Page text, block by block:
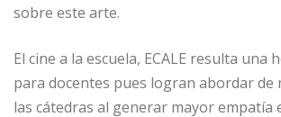
sobre este arte.
El cine a la escuela, ECALE resulta una
para docentes pues logran abordar de
las cátedras al generar mayor empatía